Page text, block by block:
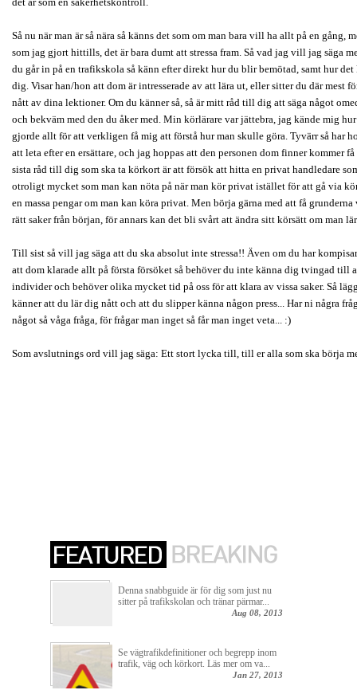
Så nu när man är så nära så känns det som om man bara vill ha allt på en gång,
som jag gjort hittills, det är bara dumt att stressa fram. Så vad jag vill jag säga
du går in på en trafikskola så känn efter direkt hur du blir bemötad, samt hur
dig. Visar han/hon att dom är intresserade av att lära ut, eller sitter du där mest
nått av dina lektioner. Om du känner så, så är mitt råd till dig att säga något
och bekväm med den du åker med. Min körlärare var jättebra, jag kände mig
gjorde allt för att verkligen få mig att förstå hur man skulle göra. Tyvärr så har
att leta efter en ersättare, och jag hoppas att den personen dom finner kommer
sista råd till dig som ska ta körkort är att försök att hitta en privat handledare
otroligt mycket som man kan nöta på när man kör privat istället för att gå via
en massa pengar om man kan köra privat. Men börja gärna med att få
rätt saker från början, för annars kan det bli svårt att ändra sitt körsätt om man
Till sist så vill jag säga att du ska absolut inte stressa!! Även om du har
att dom klarade allt på första försöket så behöver du inte känna dig tvingad till
individer och behöver olika mycket tid på oss för att klara av vissa saker. Så
känner att du lär dig nått och att du slipper känna någon press... Har ni några
något så våga fråga, för frågar man inget så får man inget veta... :)
Som avslutnings ord vill jag säga: Ett stort lycka till, till er alla som ska börja
Denna snabbguide är för dig som just nu
sitter på trafikskolan och tränar pärmar...
Aug 08, 2013
Se vägtrafikdefinitioner och begrepp inom
trafik, väg och körkort. Läs mer om va...
Jan 27, 2013